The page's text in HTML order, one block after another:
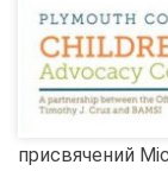
присвячений